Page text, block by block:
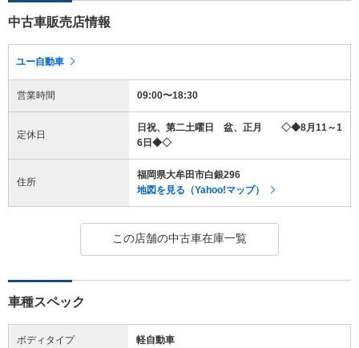
中古車販売店情報
ユー自動車
営業時間 09:00〜18:30
定休日
日祝、第二土曜日 盆、正月 ◇◆8月11～1
6日◆◇
住所
福岡県大牟田市白銀296
地図を見る（Yahoo!マップ）
この店舗の中古車在庫一覧
車種スペック
ボディタイプ 軽自動車